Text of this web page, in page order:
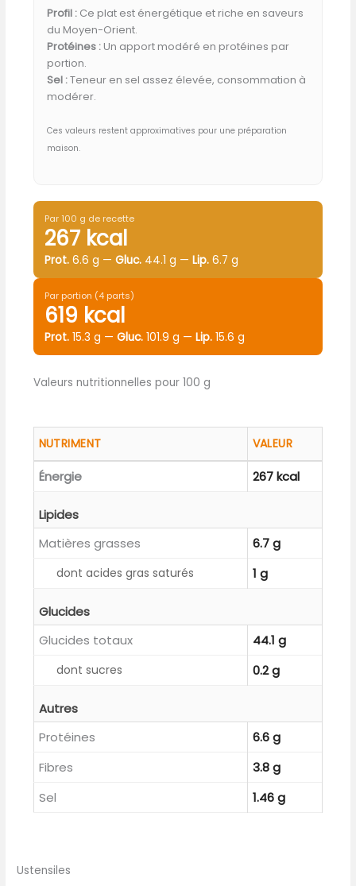
Profil :Ce plat est énergétique et riche en saveurs
du Moyen-Orient.
Protéines :Un apport modéré en protéines par
portion.
Sel :Teneur en sel assez élevée, consommation à
modérer.
Ces valeurs restent approximatives pour une préparation
maison.
Par 100 g de recette
267 kcal
Prot.6.6 g — Gluc.44.1 g — Lip.6.7 g
Par portion (4 parts)
619 kcal
Prot.15.3 g — Gluc.101.9 g — Lip.15.6 g
Valeurs nutritionnelles pour 100 g
NUTRIMENT VALEUR
Énergie 267 kcal
Lipides
Matières grasses
6.7 g
dont acides gras saturés 1 g
Glucides
Glucides totaux
44.1 g
dont sucres 0.2 g
Autres
Protéines
6.6 g
Fibres
3.8 g
Sel
1.46 g
Ustensiles